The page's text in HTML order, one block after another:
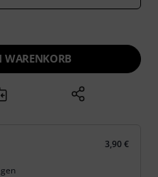
WARENKORB
3,90 €